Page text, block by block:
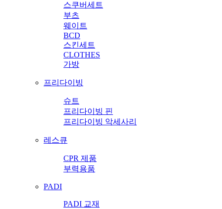
스쿠버세트
부츠
웨이트
BCD
스킨세트
CLOTHES
가방
프리다이빙
슈트
프리다이빙 핀
프리다이빙 악세사리
레스큐
CPR 제품
부력용품
PADI
PADI 교재